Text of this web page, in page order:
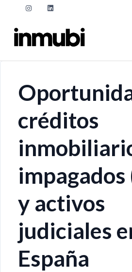
créditos
impagados
y activos
judiciales
España